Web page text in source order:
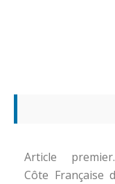
Article
Côte Française